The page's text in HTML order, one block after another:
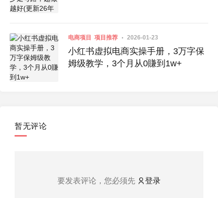
电商项目 项目推荐 2026-01-23
小红书虚拟电商实操手册，3万字保
姆级教学，3个月从0賺到1w+
暂无评论
要发表评论，您必须先 登录